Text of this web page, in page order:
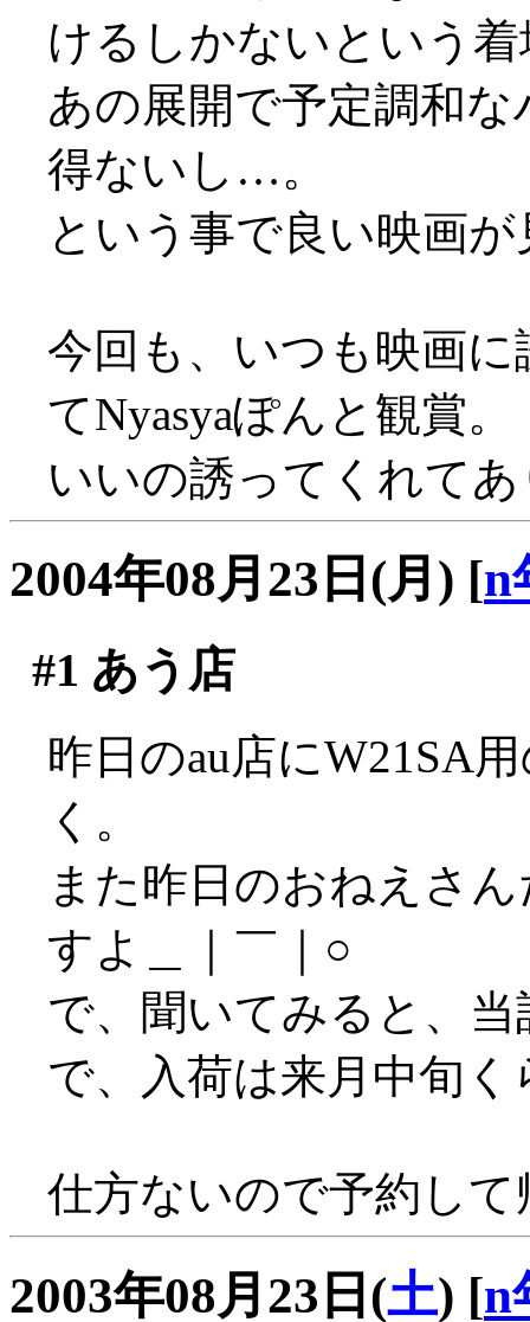
けるしかないという
あの展開で予定調和
得ないし…。
という事で良い映画
今回も、いつも映画
てNyasyaぽんと観賞。
いいの誘ってくれて
2004年08月23日(月) [n
#1 あう店
昨日のau店にW21SA
く。
また昨日のおねえさ
すよ＿｜￣｜○
で、聞いてみると、
で、入荷は来月中旬
仕方ないので予約して
2003年08月23日(土) [n